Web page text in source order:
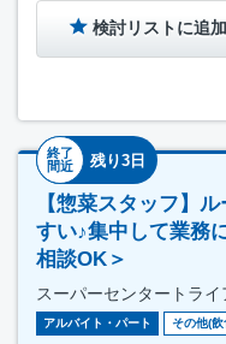
検討リストに追加
終了
間近
残り3日
【惣菜スタッフ】
すい♪集中して業務
相談OK＞
スーパーセンタートラ
アルバイト・パート その他(